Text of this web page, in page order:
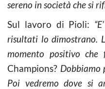
sereno in società che si
Sul lavoro di Pioli:
risultati lo dimostrano.
momento positivo che
Champions? Dobbiamo
Poi vedremo dove si